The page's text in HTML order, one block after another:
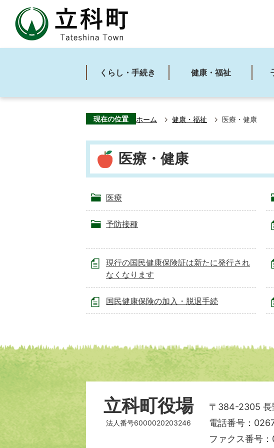
くらし・手続き 健康・福祉
現在の位置 ホーム 健康・福祉 医療・健康
医療・健康
医療
予防接種
現行の国民健康保険証は新たに発行され
なくなります
国民健康保険の加入・脱退手続
立科町役場
法人番号6000020203246
〒384-2305 長
電話番号：
ファクス番号